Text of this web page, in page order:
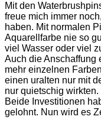
Mit den
freue mich immer
haben. Mit normalen
Aquarellfarbe nie so
viel Wasser oder viel
Auch die Anschaffung
mehr einzelnen
einen uralten nur mit
nur quietschig wirkten.
Beide Investitionen
gelohnt. Nun wird es